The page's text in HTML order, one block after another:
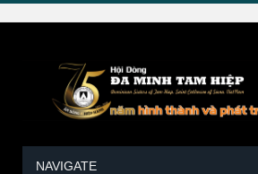
NAVIGATE